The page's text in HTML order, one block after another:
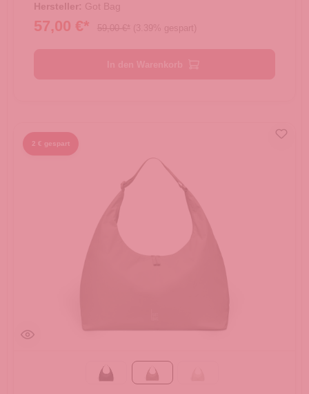
Hersteller: Got Bag
57,00 €* 59,00 €* (3.39% gespart)
2 € gespart
monochrome black